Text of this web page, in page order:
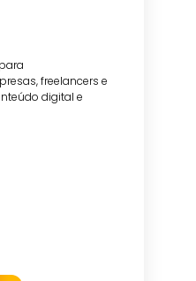
freelancers e
digital e